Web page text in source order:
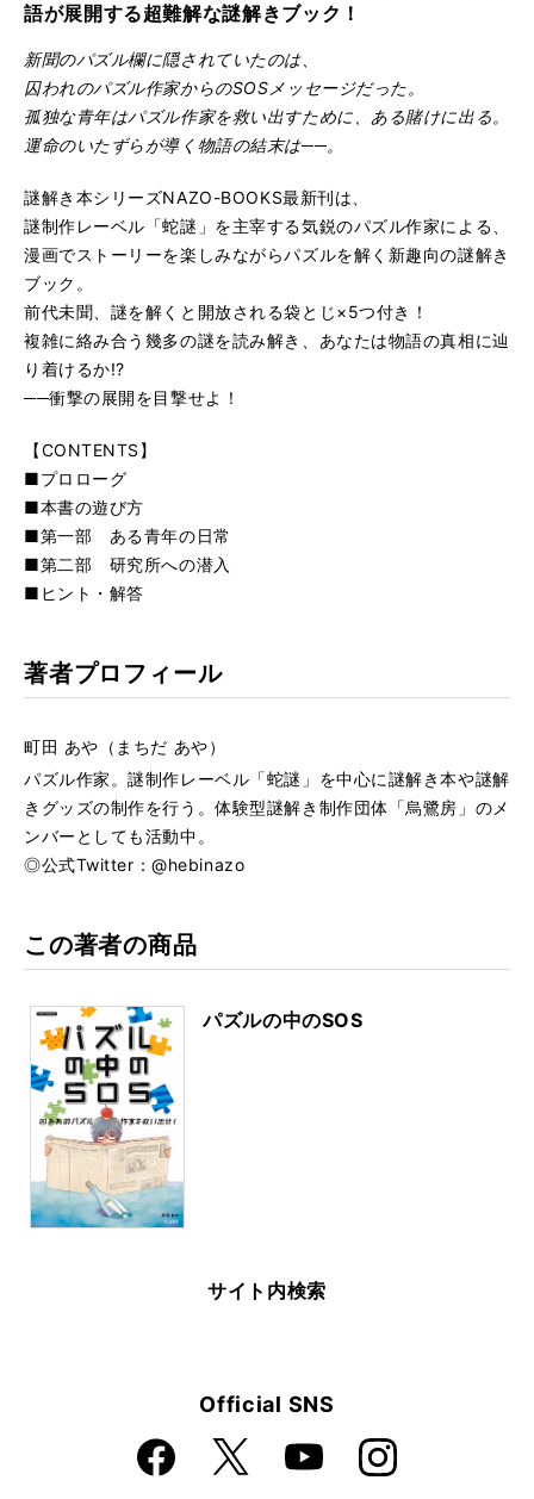
語が展開する超難解な謎解きブック！
新聞のパズル欄に隠されていたのは、
囚われのパズル作家からのSOSメッセージだった。
孤独な青年はパズル作家を救い出すために、ある賭けに出る。
運命のいたずらが導く物語の結末は──。
謎解き本シリーズNAZO-BOOKS最新刊は、
謎制作レーベル「蛇謎」を主宰する気鋭のパズル作家による、
漫画でストーリーを楽しみながらパズルを解く新趣向の謎解き
ブック。
前代未聞、謎を解くと開放される袋とじ×5つ付き！
複雑に絡み合う幾多の謎を読み解き、あなたは物語の真相に辿
り着けるか!?
──衝撃の展開を目撃せよ！
【CONTENTS】
■プロローグ
■本書の遊び方
■第一部 ある青年の日常
■第二部 研究所への潜入
■ ヒント・解答
著者プロフィール
町田 あや（まちだ あや）
パズル作家。謎制作レーベル「蛇謎」を中心に謎解き本や謎解
きグッズの制作を行う。体験型謎解き制作団体「烏鷺房」のメ
ンバーとしても活動中。
◎公式Twitter：@hebinazo
この著者の商品
パズルの中のSOS
サイト内検索
Official SNS
Faceboo
k
X YouTube Instagra
m